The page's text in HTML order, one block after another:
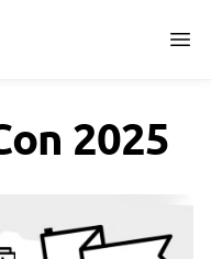
2025